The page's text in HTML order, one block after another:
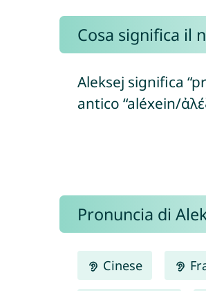
Cosa significa il
Aleksej significa
antico “aléxein/
Pronuncia di
Cinese